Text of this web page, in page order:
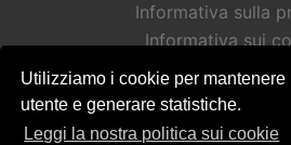
Utilizziamo i cookie per
utente e generare statistiche.
Leggi la nostra politica sui cookie
Informativa sulla
Informativa sui
Politica sulla sicurezza
Aiuto /